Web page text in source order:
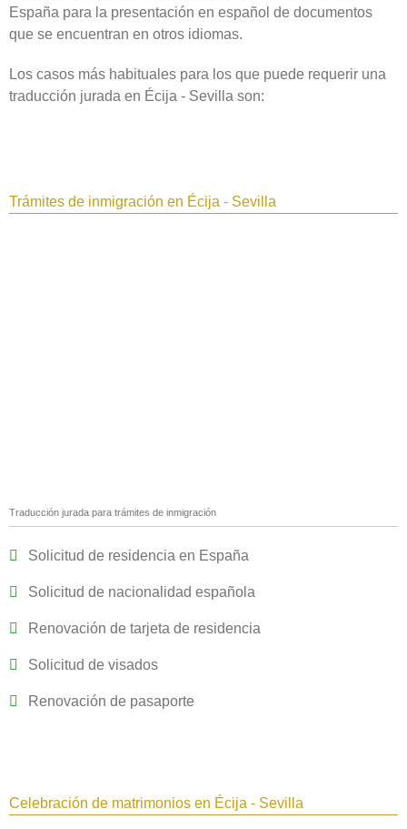
España para la presentación en español de documentos
que se encuentran en otros idiomas.
Los casos más habituales para los que puede requerir una
traducción jurada en Écija - Sevilla son:
Trámites de inmigración en Écija - Sevilla
Traducción jurada para trámites de inmigración
Solicitud de residencia en España
Solicitud de nacionalidad española
Renovación de tarjeta de residencia
Solicitud de visados
Renovación de pasaporte
Celebración de matrimonios en Écija - Sevilla